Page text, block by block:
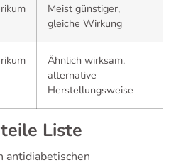
Meist günstiger,
gleiche Wirkung
Ähnlich wirksam,
alternative
Herstellungsweise
Liste
antidiabetischen